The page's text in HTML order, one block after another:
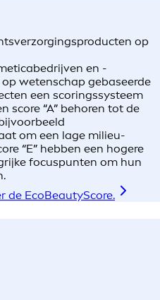
op
en -
wetenschap gebaseerde
een scoringssysteem
score “A” behoren tot de
om een lage milieu-
“E” hebben een hogere
focuspunten om hun
de EcoBeautyScore.